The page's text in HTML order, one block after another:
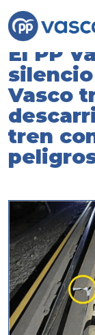
El PP
Vasco
tren